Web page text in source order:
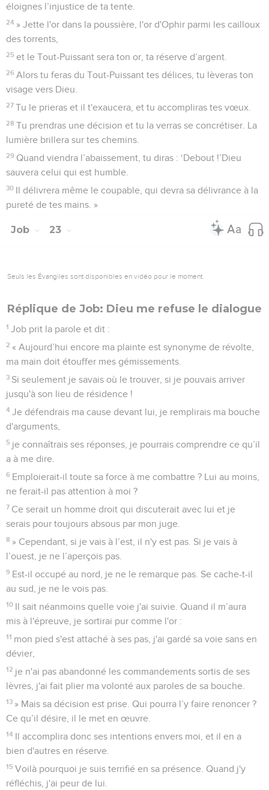
éloignes l’injustice de ta tente.
24 » Jette l'or dans la poussière, l'or d'Ophir parmi les cailloux
des torrents,
25 et le Tout-Puissant sera ton or, ta réserve d’argent.
26 Alors tu feras du Tout-Puissant tes délices, tu lèveras ton
visage vers Dieu.
27 Tu le prieras et il t'exaucera, et tu accompliras tes vœux.
28 Tu prendras une décision et tu la verras se concrétiser. La
lumière brillera sur tes chemins.
29 Quand viendra l’abaissement, tu diras : ‘Debout !’Dieu
sauvera celui qui est humble.
30 Il délivrera même le coupable, qui devra sa délivrance à la
pureté de tes mains. »
Job 23
Seuls les Évangiles sont disponibles en vidéo pour le moment.
Réplique de Job: Dieu me refuse le dialogue
1 Job prit la parole et dit :
2 « Aujourd’hui encore ma plainte est synonyme de révolte,
ma main doit étouffer mes gémissements.
3 Si seulement je savais où le trouver, si je pouvais arriver
jusqu'à son lieu de résidence !
4 Je défendrais ma cause devant lui, je remplirais ma bouche
d'arguments,
5 je connaîtrais ses réponses, je pourrais comprendre ce qu’il
a à me dire.
6 Emploierait-il toute sa force à me combattre ? Lui au moins,
ne ferait-il pas attention à moi ?
7 Ce serait un homme droit qui discuterait avec lui et je
serais pour toujours absous par mon juge.
8 » Cependant, si je vais à l’est, il n'y est pas. Si je vais à
l’ouest, je ne l’aperçois pas.
9 Est-il occupé au nord, je ne le remarque pas. Se cache-t-il
au sud, je ne le vois pas.
10 Il sait néanmoins quelle voie j'ai suivie. Quand il m’aura
mis à l'épreuve, je sortirai pur comme l'or :
11 mon pied s'est attaché à ses pas, j'ai gardé sa voie sans en
dévier,
12 je n'ai pas abandonné les commandements sortis de ses
lèvres, j'ai fait plier ma volonté aux paroles de sa bouche.
13 » Mais sa décision est prise. Qui pourra l’y faire renoncer ?
Ce qu’il désire, il le met en œuvre.
14 Il accomplira donc ses intentions envers moi, et il en a
bien d'autres en réserve.
15 Voilà pourquoi je suis terrifié en sa présence. Quand j'y
réfléchis, j'ai peur de lui.